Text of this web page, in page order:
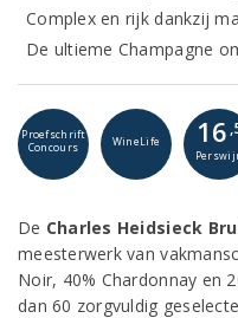
Complex en rijk dankzij
De ultieme Champagne
Proefschrift
Concours
WineLife 16
De Charles Heidsieck
meesterwerk van
Noir, 40% Chardonnay en
dan 60 zorgvuldig